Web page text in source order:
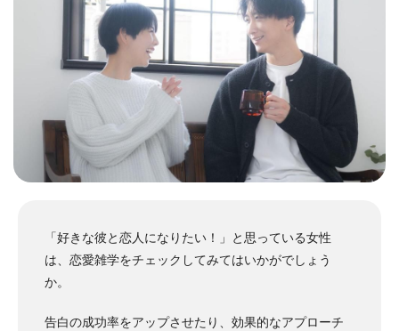
「好きな彼と恋人になりたい！」と思っている女性
は、恋愛雑学をチェックしてみてはいかがでしょう
か。
告白の成功率をアップさせたり、効果的なアプローチ